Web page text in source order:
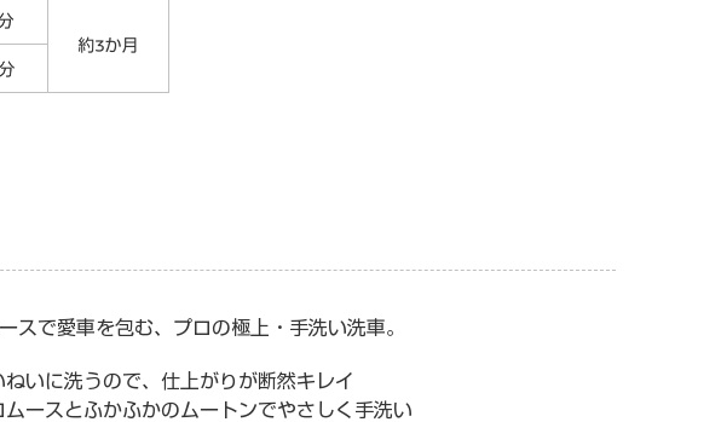
スで愛車を包む、プロの極上・手洗い洗車。
いに洗うので、仕上がりが断然キレイ
ースとふかふかのムートンでやさしく手洗い